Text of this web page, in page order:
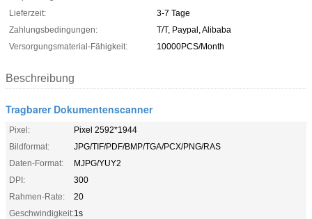
Lieferzeit:
3-7 Tage
Zahlungsbedingungen:
T/T, Paypal, Alibaba
Versorgungsmaterial-Fähigkeit:
10000PCS/Month
Beschreibung
Tragbarer Dokumentenscanner
Pixel:
Pixel 2592*1944
Bildformat:
JPG/TIF/PDF/BMP/TGA/PCX/PNG/RAS
Daten-Format:
MJPG/YUY2
DPI:
300
Rahmen-Rate:
20
Geschwindigkeit:1s